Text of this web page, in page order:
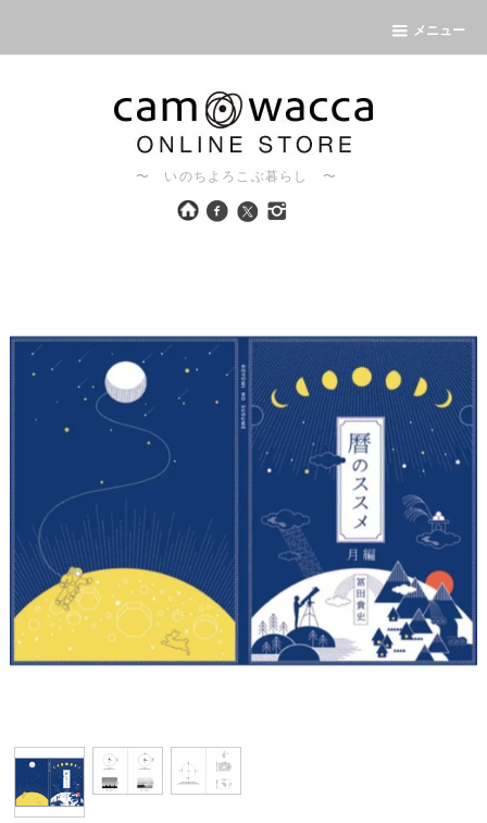
メニュー
〜 いのちよろこぶ暮らし 〜